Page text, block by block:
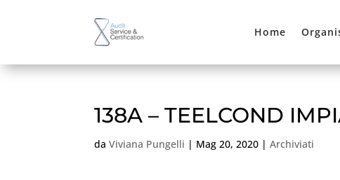
Home
138A – TEELCOND
daViviana Pungelli | Mag 20, 2020 |Archiviati